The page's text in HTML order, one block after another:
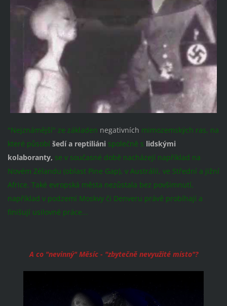
"Nejznámější" ze základen negativních mimozemských ras, na
které působí šedí a reptiliáni společně s lidskými
kolaboranty, se v současné době nacházejí například na
Novém Zélandu (oblast Pine Gap), v Austrálii, ve Střední a jižní
Africe. Také evropská města nezůstala bez povšimnutí,
například v podzemí Moskvy či Denveru právě probíhají a
finišují usilovné práce...
A co "nevinný" Měsíc - "zbytečně nevyužité místo"?